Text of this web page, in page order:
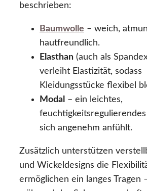
beschrieben:
Baumwolle – weich,
hautfreundlich.
Elasthan (auch als
verleiht Elastizität, sodass
Kleidungsstücke flexibel
Modal – ein leichtes,
sich angenehm anfühlt.
Zusätzlich unterstützen
und Wickeldesigns die
ermöglichen ein langes Tragen